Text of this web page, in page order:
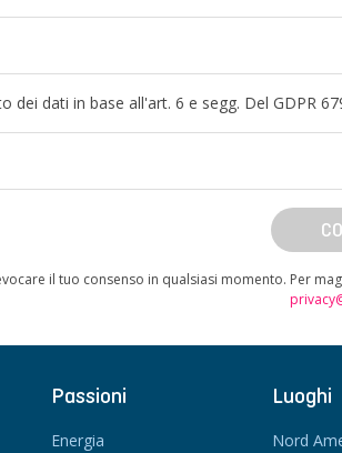
dei dati in base all'art. 6 e segg. Del GDPR
il tuo consenso in qualsiasi momento. Per
Passioni
Energia
Luoghi
Nord